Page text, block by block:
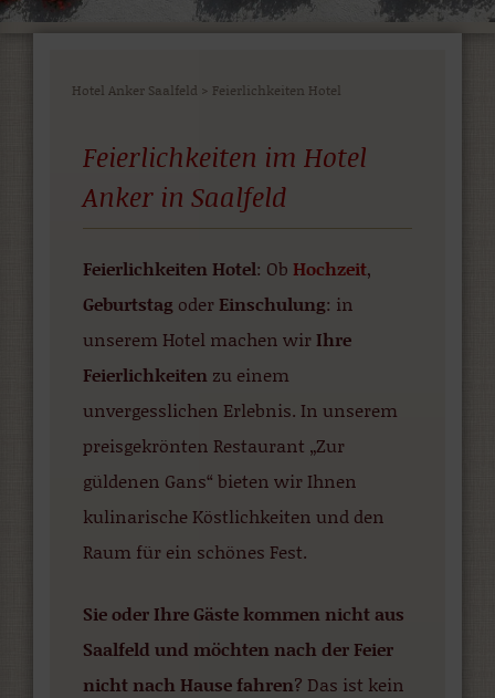
Hotel Anker Saalfeld > Feierlichkeiten Hotel
Feierlichkeiten im Hotel
Anker in Saalfeld
Feierlichkeiten Hotel: Ob Hochzeit,
Geburtstag oder Einschulung: in
unserem Hotel machen wirIhre
Feierlichkeiten zu einem
unvergesslichen Erlebnis. In unserem
preisgekrönten Restaurant „Zur
güldenen Gans“ bieten wir Ihnen
kulinarische Köstlichkeiten und den
Raum für ein schönes Fest.
Sie oder Ihre Gäste kommen nicht aus
Saalfeld und möchten nach der Feier
nicht nach Hause fahren? Das ist kein